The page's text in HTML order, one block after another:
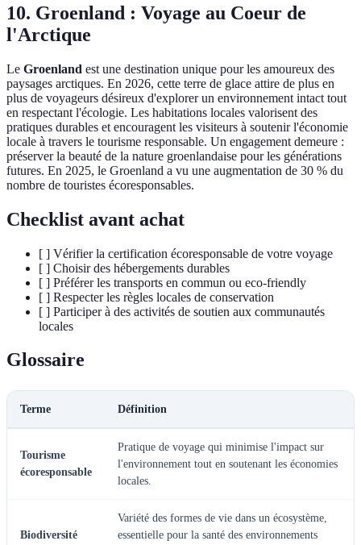
10. Groenland : Voyage au Coeur de
l'Arctique
Le Groenland est une destination unique pour les amoureux des
paysages arctiques. En 2026, cette terre de glace attire de plus en
plus de voyageurs désireux d'explorer un environnement intact tout
en respectant l'écologie. Les habitations locales valorisent des
pratiques durables et encouragent les visiteurs à soutenir l'économie
locale à travers le tourisme responsable. Un engagement demeure :
préserver la beauté de la nature groenlandaise pour les générations
futures. En 2025, le Groenland a vu une augmentation de 30 % du
nombre de touristes écoresponsables.
Checklist avant achat
[ ] Vérifier la certification écoresponsable de votre voyage
[ ] Choisir des hébergements durables
[ ] Préférer les transports en commun ou eco-friendly
[ ] Respecter les règles locales de conservation
[ ] Participer à des activités de soutien aux communautés
locales
Glossaire
Terme Définition
Tourisme
écoresponsable
Pratique de voyage qui minimise l'impact sur
l'environnement tout en soutenant les économies
locales.
Biodiversité
Variété des formes de vie dans un écosystème,
essentielle pour la santé des environnements